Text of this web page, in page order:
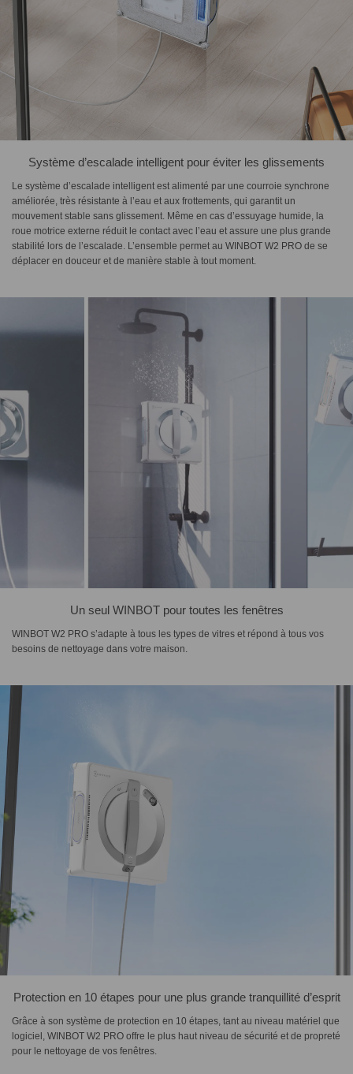
Système d’escalade intelligent pour éviter les glissements
Le système d’escalade intelligent est alimenté par une courroie synchrone
améliorée, très résistante à l’eau et aux frottements, qui garantit un
mouvement stable sans glissement. Même en cas d’essuyage humide, la
roue motrice externe réduit le contact avec l’eau et assure une plus grande
stabilité lors de l’escalade. L’ensemble permet au WINBOT W2 PRO de se
déplacer en douceur et de manière stable à tout moment.
Un seul WINBOT pour toutes les fenêtres
WINBOT W2 PRO s’adapte à tous les types de vitres et répond à tous vos
besoins de nettoyage dans votre maison.
Protection en 10 étapes pour une plus grande tranquillité d’esprit
Grâce à son système de protection en 10 étapes, tant au niveau matériel que
logiciel, WINBOT W2 PRO offre le plus haut niveau de sécurité et de propreté
pour le nettoyage de vos fenêtres.